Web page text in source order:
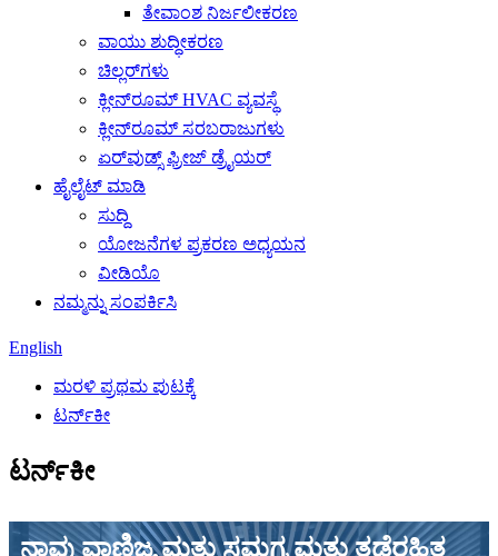
ತೇವಾಂಶ ನಿರ್ಜಲೀಕರಣ
ವಾಯು ಶುದ್ಧೀಕರಣ
ಚಿಲ್ಲರ್‌ಗಳು
ಕ್ಲೀನ್‌ರೂಮ್ HVAC ವ್ಯವಸ್ಥೆ
ಕ್ಲೀನ್‌ರೂಮ್ ಸರಬರಾಜುಗಳು
ಏರ್‌ವುಡ್ಸ್ ಫ್ರೀಜ್ ಡ್ರೈಯರ್
ಹೈಲೈಟ್ ಮಾಡಿ
ಸುದ್ದಿ
ಯೋಜನೆಗಳ ಪ್ರಕರಣ ಅಧ್ಯಯನ
ವೀಡಿಯೊ
ನಮ್ಮನ್ನು ಸಂಪರ್ಕಿಸಿ
English
ಮರಳಿ ಪ್ರಥಮ ಪುಟಕ್ಕೆ
ಟರ್ನ್‌ಕೀ
ಟರ್ನ್‌ಕೀ
ನಾವು ವಾಣಿಜ್ಯ ಮತ್ತು ಸಮಗ್ರ ಮತ್ತು ತಡೆರಹಿತ